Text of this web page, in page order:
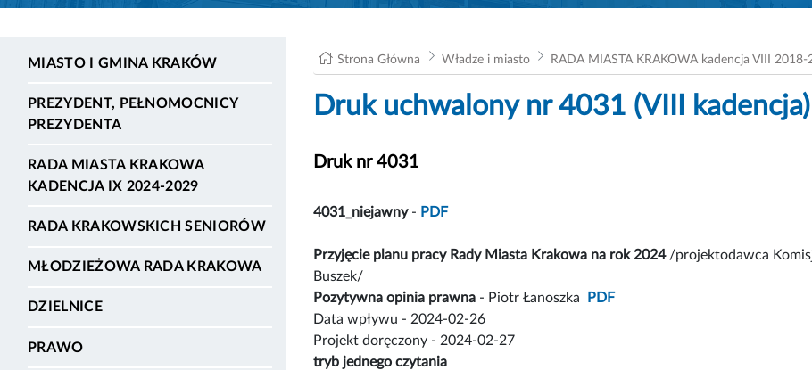
MIASTO I GMINA KRAKÓW
PREZYDENT, PEŁNOMOCNICY
PREZYDENTA
RADA MIASTA KRAKOWA
KADENCJA IX 2024-2029
RADA KRAKOWSKICH SENIORÓW
MŁODZIEŻOWA RADA KRAKOWA
DZIELNICE
PRAWO
Strona Główna Władze i miasto RADA MIASTA KRAKOWA kadencja VIII 2018-
Druk uchwalony nr 4031 (VIII kadencja)
Druk nr 4031
4031_niejawny- PDF
Przyjęcie planu pracy Rady Miasta Krakowa na rok 2024 /projektodawca
Buszek/
Pozytywna opinia prawna - Piotr Łanoszka
PDF
Data wpływu - 2024-02-26
Projekt doręczony - 2024-02-27
tryb jednego czytania